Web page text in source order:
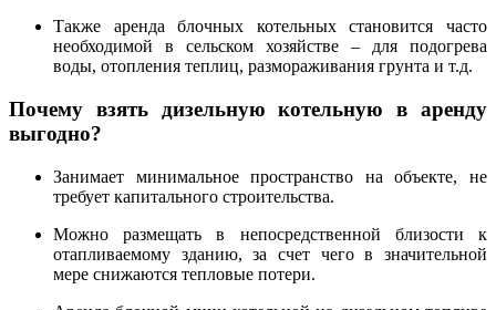
Также аренда блочных котельных становится часто
необходимой в сельском хозяйстве – для подогрева
воды, отопления теплиц, размораживания грунта и т.д.
Почему взять дизельную котельную в аренду
выгодно?
Занимает минимальное пространство на объекте, не
требует капитального строительства.
Можно размещать в непосредственной близости к
отапливаемому зданию, за счет чего в значительной
мере снижаются тепловые потери.